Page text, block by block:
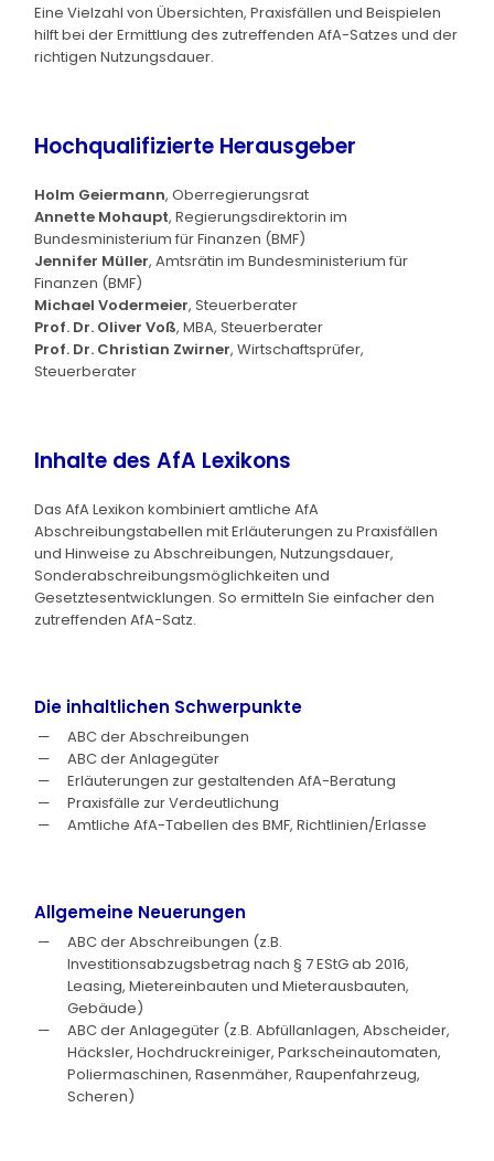
Eine Vielzahl von Übersichten, Praxisfällen und Beispielen
hilft bei der Ermittlung des zutreffenden AfA-Satzes und der
richtigen Nutzungsdauer.
Hochqualifizierte Herausgeber
Holm Geiermann, Oberregierungsrat
Annette Mohaupt, Regierungsdirektorin im
Bundesministerium für Finanzen (BMF)
Jennifer Müller, Amtsrätin im Bundesministerium für
Finanzen (BMF)
Michael Vodermeier, Steuerberater
Prof. Dr. Oliver Voß, MBA, Steuerberater
Prof. Dr. Christian Zwirner, Wirtschaftsprüfer,
Steuerberater
Inhalte des AfA Lexikons
Das AfA Lexikon kombiniert amtliche AfA
Abschreibungstabellen mit Erläuterungen zu Praxisfällen
und Hinweise zu Abschreibungen, Nutzungsdauer,
Sonderabschreibungsmöglichkeiten und
Gesetztesentwicklungen. So ermitteln Sie einfacher den
zutreffenden AfA-Satz.
Die inhaltlichen Schwerpunkte
ABC der Abschreibungen
ABC der Anlagegüter
Erläuterungen zur gestaltenden AfA-Beratung
Praxisfälle zur Verdeutlichung
Amtliche AfA-Tabellen des BMF, Richtlinien/Erlasse
Allgemeine Neuerungen
ABC der Abschreibungen (z.B.
Investitionsabzugsbetrag nach § 7 EStG ab 2016,
Leasing, Mietereinbauten und Mieterausbauten,
Gebäude)
ABC der Anlagegüter (z.B. Abfüllanlagen, Abscheider,
Häcksler, Hochdruckreiniger, Parkscheinautomaten,
Poliermaschinen, Rasenmäher, Raupenfahrzeug,
Scheren)